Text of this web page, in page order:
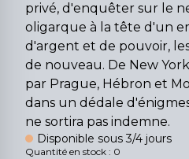
privé, d'enquêter sur le
oligarque à la tête d'un
d'argent et de pouvoir,
de nouveau. De New
par Prague, Hébron et
dans un dédale
ne sortira pas indemne.
Disponible sous 3/4 jours
Quantité en stock : 0